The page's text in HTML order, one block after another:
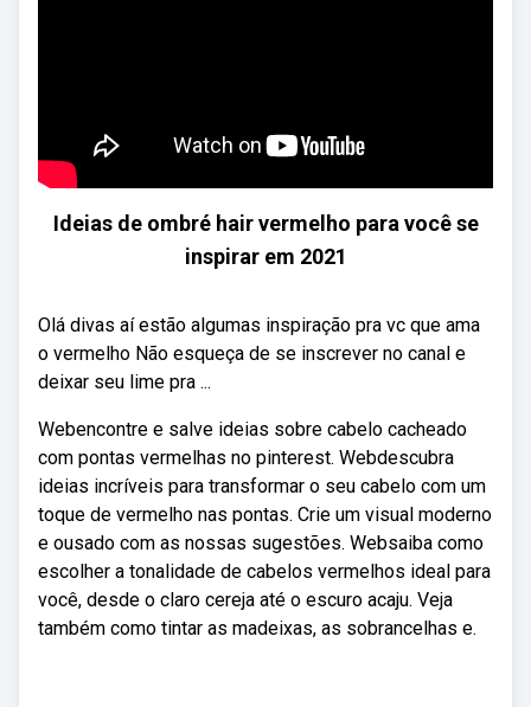
Ideias de ombré hair vermelho para você se
inspirar em 2021
Olá divas aí estão algumas inspiração pra vc que ama
o vermelho Não esqueça de se inscrever no canal e
deixar seu lime pra ...
Webencontre e salve ideias sobre cabelo cacheado
com pontas vermelhas no pinterest. Webdescubra
ideias incríveis para transformar o seu cabelo com um
toque de vermelho nas pontas. Crie um visual moderno
e ousado com as nossas sugestões. Websaiba como
escolher a tonalidade de cabelos vermelhos ideal para
você, desde o claro cereja até o escuro acaju. Veja
também como tintar as madeixas, as sobrancelhas e.